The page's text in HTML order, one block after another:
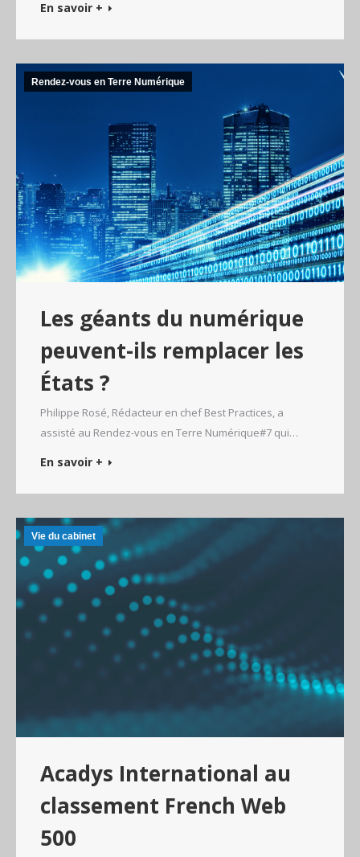
En savoir +
Rendez-vous en Terre Numérique
Les géants du numérique
peuvent-ils remplacer les
États ?​
Philippe Rosé, Rédacteur en chef Best Practices, a
assisté au Rendez-vous en Terre Numérique#7 qui…
En savoir +
Vie du cabinet
Acadys International au
classement French Web
500